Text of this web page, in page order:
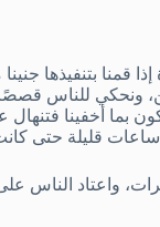
بتنفيذها جنينا
ونحكي للناس قصصًا
أخفينا فتنهال
قليلة حتى
واعتاد الناس